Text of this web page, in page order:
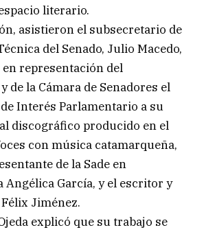
literario.
asistieron el subsecretario de
del Senado, Julio Macedo,
representación del
de la Cámara de Senadores el
Interés Parlamentario a su
discográfico producido en el
con música catamarqueña,
de la Sade en
Angélica García, y el escritor y
Jiménez.
explicó que su trabajo se